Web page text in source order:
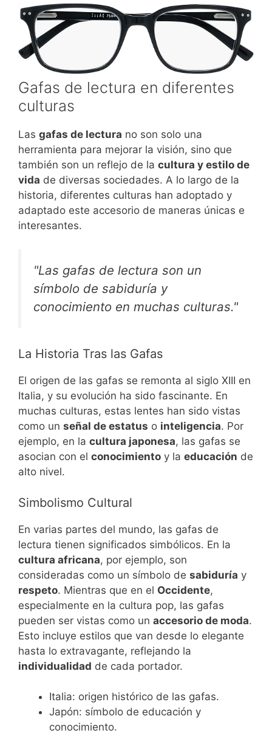
Gafas de lectura en diferentes
culturas
Las gafas de lectura no son solo una
herramienta para mejorar la visión, sino que
también son un reflejo de la cultura y estilo de
vida de diversas sociedades. A lo largo de la
historia, diferentes culturas han adoptado y
adaptado este accesorio de maneras únicas e
interesantes.
"Las gafas de lectura son un
símbolo de sabiduría y
conocimiento en muchas culturas."
La Historia Tras las Gafas
El origen de las gafas se remonta al siglo XIII en
Italia, y su evolución ha sido fascinante. En
muchas culturas, estas lentes han sido vistas
como un señal de estatus o inteligencia. Por
ejemplo, en la cultura japonesa, las gafas se
asocian con el conocimiento y la educación de
alto nivel.
Simbolismo Cultural
En varias partes del mundo, las gafas de
lectura tienen significados simbólicos. En la
cultura africana, por ejemplo, son
consideradas como un símbolo de sabiduría y
respeto. Mientras que en el Occidente,
especialmente en la cultura pop, las gafas
pueden ser vistas como un accesorio de moda.
Esto incluye estilos que van desde lo elegante
hasta lo extravagante, reflejando la
individualidad de cada portador.
Italia: origen histórico de las gafas.
Japón: símbolo de educación y
conocimiento.